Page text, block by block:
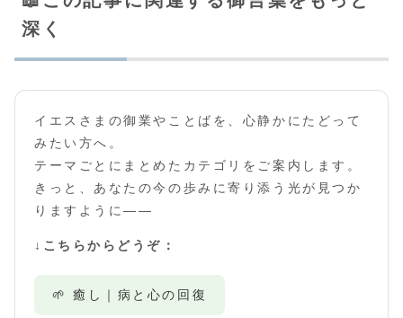
深く
イエスさまの御業やことばを、心静かにたどって
みたい方へ。
テーマごとにまとめたカテゴリをご案内します。
きっと、あなたの今の歩みに寄り添う光が見つか
りますように――
↓こちらからどうぞ：
🌱 癒し｜病と心の回復